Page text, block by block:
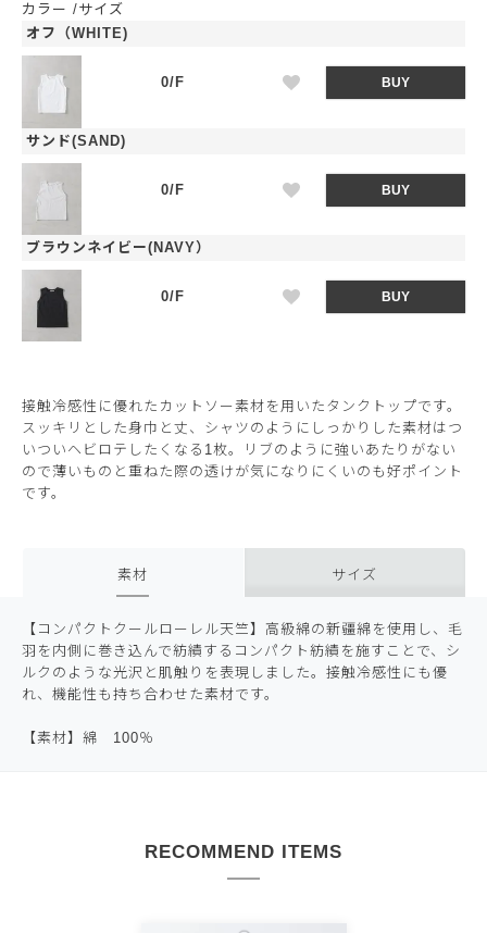
カラー
サイズ
オフ（WHITE)
0/F BUY
サンド(SAND)
0/F BUY
ブラウンネイビー(NAVY）
0/F BUY
接触冷感性に優れたカットソー素材を用いたタンクトップです。
スッキリとした身巾と丈、シャツのようにしっかりした素材はつ
いついヘビロテしたくなる1枚。リブのように強いあたりがない
ので薄いものと重ねた際の透けが気になりにくいのも好ポイント
です。
素材 サイズ
【コンパクトクールローレル天竺】高級綿の新疆綿を使用し、毛
羽を内側に巻き込んで紡績するコンパクト紡績を施すことで、シ
ルクのような光沢と肌触りを表現しました。接触冷感性にも優
れ、機能性も持ち合わせた素材です。
【素材】綿 100％
RECOMMEND ITEMS